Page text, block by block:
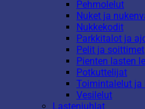
Pehmolelut
Nuket ja
Nukkekodit
Parkkitalot ja
Pelit ja soittimet
Pienten lasten
Potkuttelijat
Toimintalelut ja
Vesilelut
Lastenjuhlat